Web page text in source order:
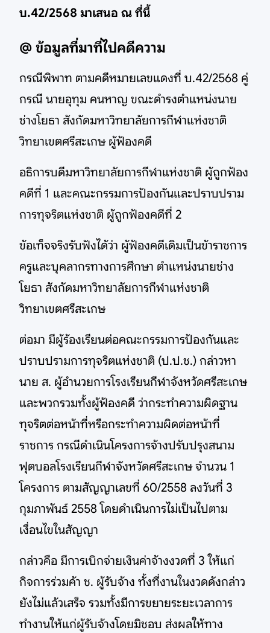
บ.42/2568 มาเสนอ ณ ที่นี้
@ ข้อมูลที่มาที่ไปคดีความ
กรณีพิพาท ตามคดีหมายเลขแดงที่ บ.42/2568 คู่
กรณี นายอุทุม คนหาญ ขณะดำรงตำแหน่งนาย
ช่างโยธา สังกัดมหาวิทยาลัยการกีฬาแห่งชาติ
วิทยาเขตศรีสะเกษ ผู้ฟ้องคดี
อธิการบดีมหาวิทยาลัยการกีฬาแห่งชาติ ผู้ถูกฟ้อง
คดีที่ 1 และคณะกรรมการป้องกันและปราบปราม
การทุจริตแห่งชาติ ผู้ถูกฟ้องคดีที่ 2
ข้อเท็จจริงรับฟังได้ว่า ผู้ฟ้องคดีเดิมเป็นข้าราชการ
ครูและบุคลากรทางการศึกษา ตำแหน่งนายช่าง
โยธา สังกัดมหาวิทยาลัยการกีฬาแห่งชาติ
วิทยาเขตศรีสะเกษ
ต่อมา มีผู้ร้องเรียนต่อคณะกรรมการป้องกันและ
ปราบปรามการทุจริตแห่งชาติ (ป.ป.ช.) กล่าวหา
นาย ส. ผู้อำนวยการโรงเรียนกีฬาจังหวัดศรีสะเกษ
และพวกรวมทั้งผู้ฟ้องคดี ว่ากระทำความผิดฐาน
ทุจริตต่อหน้าที่หรือกระทำความผิดต่อหน้าที่
ราชการ กรณีดำเนินโครงการจ้างปรับปรุงสนาม
ฟุตบอลโรงเรียนกีฬาจังหวัดศรีสะเกษ จำนวน 1
โครงการ ตามสัญญาเลขที่ 60/2558 ลงวันที่ 3
กุมภาพันธ์ 2558 โดยดำเนินการไม่เป็นไปตาม
เงื่อนไขในสัญญา
กล่าวคือ มีการเบิกจ่ายเงินค่าจ้างงวดที่ 3 ให้แก่
กิจการร่วมค้า ช. ผู้รับจ้าง ทั้งที่งานในงวดดังกล่าว
ยังไม่แล้วเสร็จ รวมทั้งมีการขยายระยะเวลาการ
ทำงานให้แก่ผู้รับจ้างโดยมิชอบ ส่งผลให้ทาง